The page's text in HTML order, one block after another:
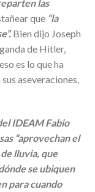
las
que “la
Bien dijo Joseph
de Hitler,
es lo que ha
aseveraciones,
IDEAM Fabio
“aprovechan el
lluvia, que
se ubiquen
para cuando